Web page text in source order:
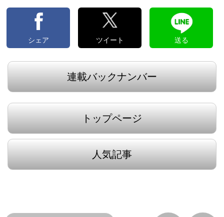
シェア ツイート 送る
連載バックナンバー
トップページ
人気記事